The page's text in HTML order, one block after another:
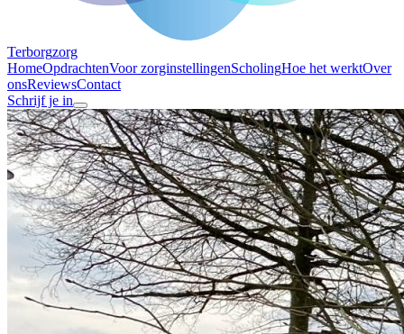
Terborgzorg
HomeOpdrachtenVoor zorginstellingenScholingHoe het werktOver
onsReviewsContact
Schrijf je in